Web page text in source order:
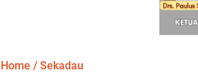
Home / Sekadau